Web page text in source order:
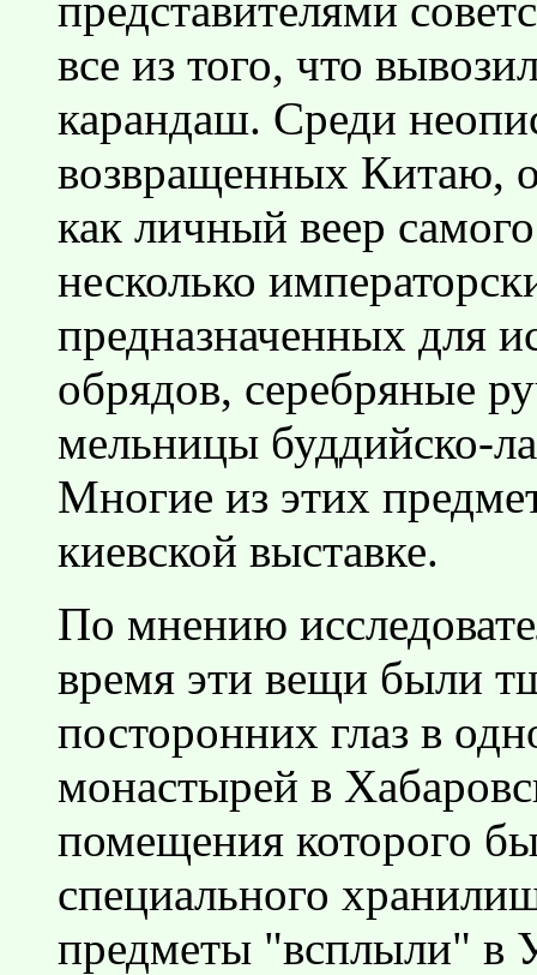
все из того, что
карандаш. Среди
возвращенных Китаю,
как личный веер
несколько
предназначенных для
обрядов, серебряные
мельницы буддийско-
Многие из этих
киевской выставке.
По мнению
время эти вещи были
посторонних глаз в
монастырей в
помещения которого
специального
предметы "всплыли" в